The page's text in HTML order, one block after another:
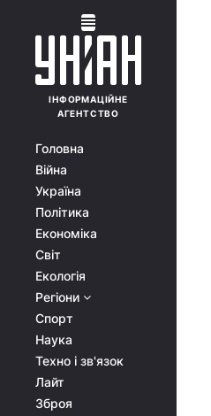
ІНФОРМАЦІЙНЕ
АГЕНТСТВО
Головна
Війна
Україна
Політика
Економіка
Світ
Екологія
Регіони
Спорт
Наука
Техно і зв'язок
Лайт
Зброя